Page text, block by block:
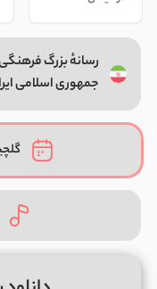
رسانهٔ بزرگ
جمهوری اسلامی